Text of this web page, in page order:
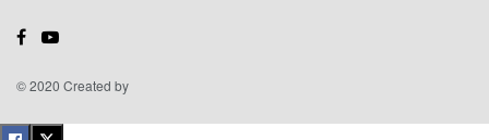
© 2020 Created by